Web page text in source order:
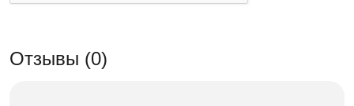
Отзывы (0)